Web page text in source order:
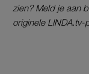
zien? Meld je aan
originele LINDA.tv-